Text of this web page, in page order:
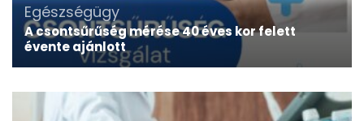
Egészségügy
A csontsűrűség mérése 40 éves kor felett
évente ajánlott